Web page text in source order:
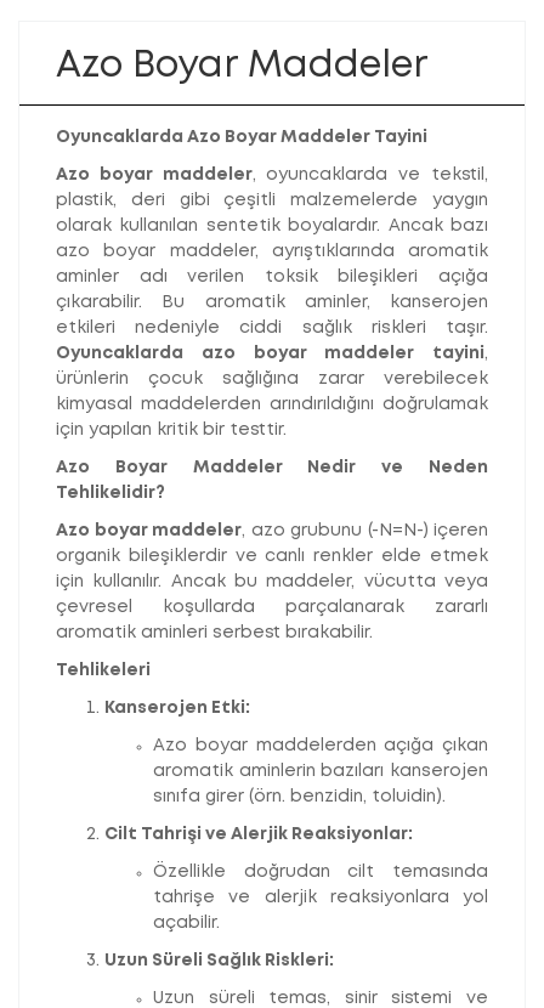
Azo Boyar Maddeler
Oyuncaklarda Azo Boyar Maddeler Tayini
Azo boyar maddeler, oyuncaklarda ve tekstil,
plastik, deri gibi çeşitli malzemelerde yaygın
olarak kullanılan sentetik boyalardır. Ancak bazı
azo boyar maddeler, ayrıştıklarında aromatik
aminler adı verilen toksik bileşikleri açığa
çıkarabilir. Bu aromatik aminler, kanserojen
etkileri nedeniyle ciddi sağlık riskleri taşır.
Oyuncaklarda azo boyar maddeler tayini ,
ürünlerin çocuk sağlığına zarar verebilecek
kimyasal maddelerden arındırıldığını doğrulamak
için yapılan kritik bir testtir.
Azo Boyar Maddeler Nedir ve Neden
Tehlikelidir?
Azo boyar maddeler, azo grubunu (-N=N-) içeren
organik bileşiklerdir ve canlı renkler elde etmek
için kullanılır. Ancak bu maddeler, vücutta veya
çevresel koşullarda parçalanarak zararlı
aromatik aminleri serbest bırakabilir.
Tehlikeleri
Kanserojen Etki:
Azo boyar maddelerden açığa çıkan
aromatik aminlerin bazıları kanserojen
sınıfa girer (örn. benzidin, toluidin).
Cilt Tahrişi ve Alerjik Reaksiyonlar:
Özellikle doğrudan cilt temasında
tahrişe ve alerjik reaksiyonlara yol
açabilir.
Uzun Süreli Sağlık Riskleri:
Uzun süreli temas, sinir sistemi ve